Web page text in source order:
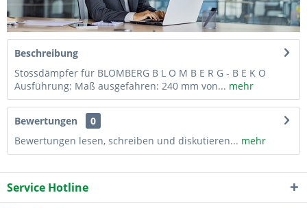
Beschreibung
Stossdämpfer für BLOMBERG B L O M B E R G - B E K O
Ausführung: Maß ausgefahren: 240 mm von... mehr
Bewertungen
0
Bewertungen lesen, schreiben und diskutieren... mehr
Service Hotline